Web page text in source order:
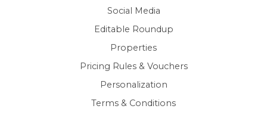
Social Media
Editable Roundup
Properties
Pricing Rules & Vouchers
Personalization
Terms & Conditions